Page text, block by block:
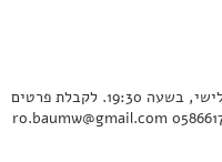
לימוד פרשת השבוע בזום, כל שבוע ביום שלישי, בשעה 19:30. לקבלת פרטים